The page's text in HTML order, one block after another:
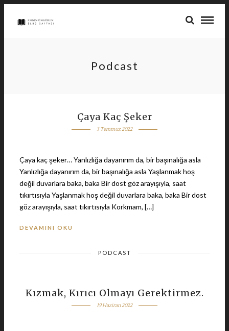
Podcast
Çaya Kaç Şeker
3 Temmuz 2022
Çaya kaç şeker… Yanlızlığa dayanırım da, bir başınalığa asla
Yanlızlığa dayanırım da, bir başınalığa asla Yaşlanmak hoş
değil duvarlara baka, baka Bir dost göz arayışıyla, saat
tıkırtısıyla Yaşlanmak hoş değil duvarlara baka, baka Bir dost
göz arayışıyla, saat tıkırtısıyla Korkmam, […]
DEVAMINI OKU
PODCAST
Kızmak, Kırıcı Olmayı Gerektirmez.
19 Haziran 2022